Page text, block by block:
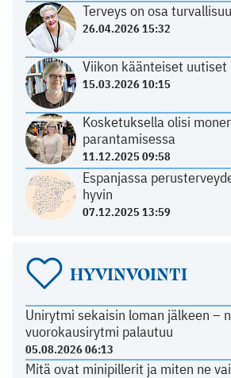
Terveys on osa
26.04.2026 15:32
Viikon käänteiset uutiset
15.03.2026 10:15
Kosketuksella olisi
parantamisessa
11.12.2025 09:58
Espanjassa
hyvin
07.12.2025 13:59
HYVINVOINTI
Unirytmi sekaisin loman jälkeen –
vuorokausirytmi palautuu
05.08.2026 06:13
Mitä ovat minipillerit ja miten ne